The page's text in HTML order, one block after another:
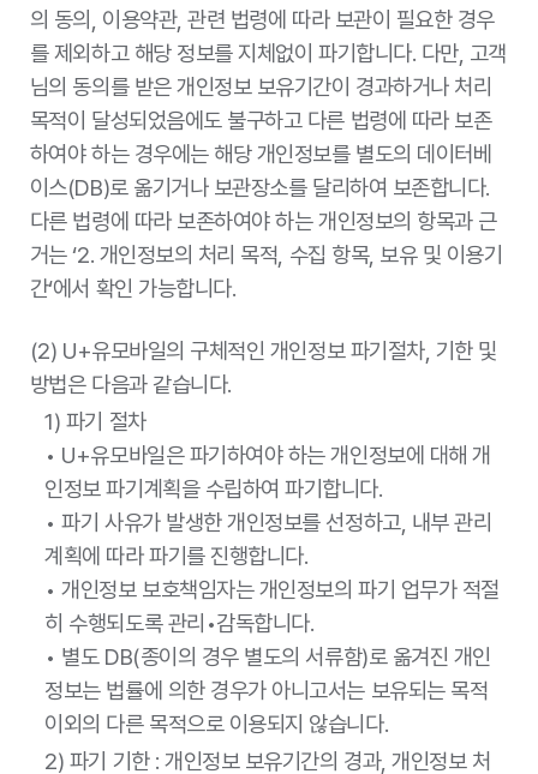
의 동의, 이용약관, 관련 법령에 따라 보관이 필요한 경우
를 제외하고 해당 정보를 지체없이 파기합니다. 다만, 고객
님의 동의를 받은 개인정보 보유기간이 경과하거나 처리
목적이 달성되었음에도 불구하고 다른 법령에 따라 보존
하여야 하는 경우에는 해당 개인정보를 별도의 데이터베
이스(DB)로 옮기거나 보관장소를 달리하여 보존합니다.
다른 법령에 따라 보존하여야 하는 개인정보의 항목과 근
거는 ‘2. 개인정보의 처리 목적, 수집 항목, 보유 및 이용기
간‘에서 확인 가능합니다.
(2) U+유모바일의 구체적인 개인정보 파기절차, 기한 및
방법은 다음과 같습니다.
1) 파기 절차
• U+유모바일은 파기하여야 하는 개인정보에 대해 개
인정보 파기계획을 수립하여 파기합니다.
• 파기 사유가 발생한 개인정보를 선정하고, 내부 관리
계획에 따라 파기를 진행합니다.
• 개인정보 보호책임자는 개인정보의 파기 업무가 적절
히 수행되도록 관리•감독합니다.
• 별도 DB(종이의 경우 별도의 서류함)로 옮겨진 개인
정보는 법률에 의한 경우가 아니고서는 보유되는 목적
이외의 다른 목적으로 이용되지 않습니다.
2) 파기 기한 : 개인정보 보유기간의 경과, 개인정보 처